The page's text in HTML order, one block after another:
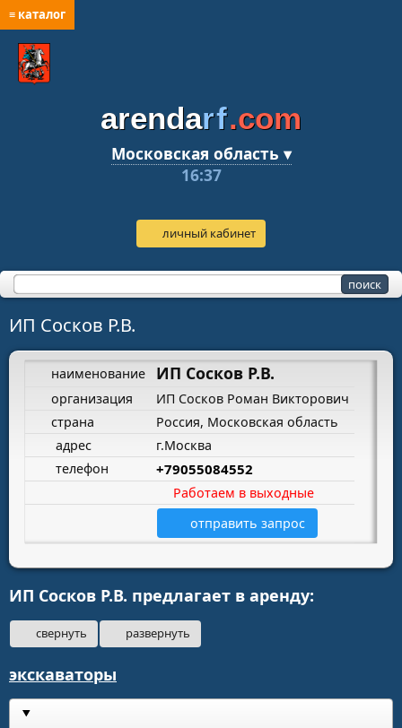
≡ каталог
arendarf.com
Московская область ▾
16:37
личный кабинет
ИП Сосков Р.В.
наименование ИП Сосков Р.В.
организация
ИП Сосков Роман Викторович
страна
Россия, Московская область
адрес
г.Москва
телефон
+79055084552
Работаем в выходные
отправить запрос
ИП Сосков Р.В. предлагает в аренду:
свернуть развернуть
экскаваторы